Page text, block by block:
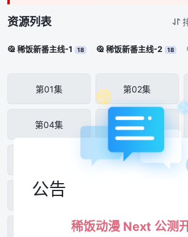
资源列表 
 稀饭新番主线-1 18  稀饭新番主线-2 18
第01集 第02集
第04集 第05集
第08集
第10集
第14集
公告
稀饭动漫 Next 公测